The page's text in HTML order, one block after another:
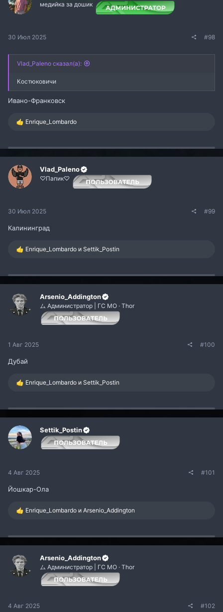
: медийка за дошик
30 Июл 2025 #98
Vlad_Paleno сказал(а):
Костюковичи
Ивано-Франковск
Р
и
:
Enrique_Lombardo
Vlad_Paleno
♡Папик♡
30 Июл 2025 #99
Калининград
Р
к
и
:
Enrique_Lombardo и Settik_Postin
Arsenio_Addington
ム Администратор | ГС МО · Thor
1 Авг 2025 #100
Дубай
Р
к
и
:
Enrique_Lombardo и Settik_Postin
Settik_Postin
4 Авг 2025 #101
Йошкар-Ола
Р
и
:
Enrique_Lombardo и Arsenio_Addington
Arsenio_Addington
ム Администратор | ГС МО · Thor
4 Авг 2025 #102